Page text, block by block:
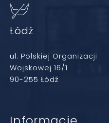
Łódź
ul. Polskiej Organizacji
Wojskowej 16/1
90-255 Łódź